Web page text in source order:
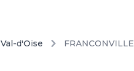
Val-d'Oise FRANCONVILLE